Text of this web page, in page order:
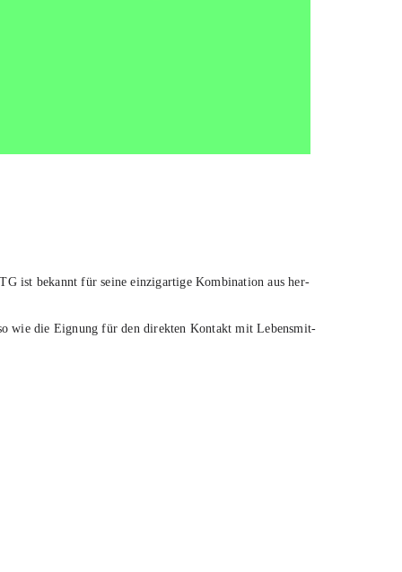
ist bekannt für sei­ne ein­zig­ar­ti­ge Kom­bi­na­ti­on aus her­
wie die Eig­nung für den direk­ten Kon­takt mit Lebens­mit­